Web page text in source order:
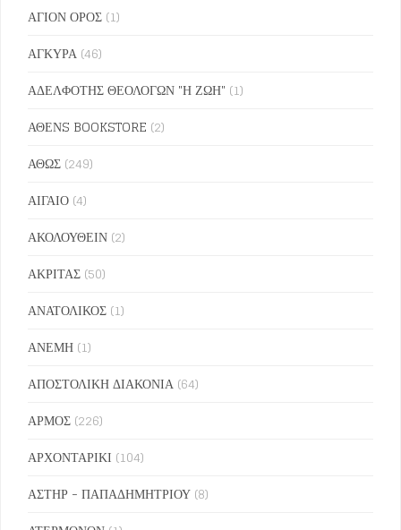
ΑΓΙΟΝ ΟΡΟΣ (1)
ΑΓΚΥΡΑ (46)
ΑΔΕΛΦΟΤΗΣ ΘΕΟΛΟΓΩΝ "Η ΖΩΗ" (1)
ΑΘΕΝS BOOKSTORE (2)
ΑΘΩΣ (249)
ΑΙΓΑΙΟ (4)
ΑΚΟΛΟΥΘΕΙΝ (2)
ΑΚΡΙΤΑΣ (50)
ΑΝΑΤΟΛΙΚΟΣ (1)
ΑΝΕΜΗ (1)
ΑΠΟΣΤΟΛΙΚΗ ΔΙΑΚΟΝΙΑ (64)
ΑΡΜΟΣ (226)
ΑΡΧΟΝΤΑΡΙΚΙ (104)
ΑΣΤΗΡ - ΠΑΠΑΔΗΜΗΤΡΙΟΥ (8)